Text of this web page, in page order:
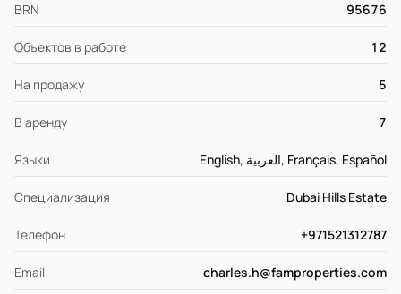
BRN 95676
Объектов в работе 12
На продажу 5
В аренду 7
Языки English, العربية, Français, Español
Специализация Dubai Hills Estate
Телефон +971521312787
Email charles.h@famproperties.com